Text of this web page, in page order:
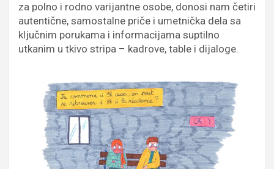
za polno i rodno varijantne osobe, donosi nam četiri
autentične, samostalne priče i umetnička dela sa
ključnim porukama i informacijama suptilno
utkanim u tkivo stripa – kadrove, table i dijaloge.